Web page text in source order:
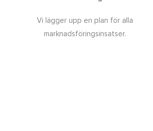
Vi lägger upp en plan för alla
marknadsföringsinsatser.